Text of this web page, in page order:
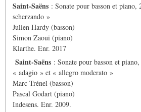
Saint-Saëns : Sonate pour basson et
scherzando »
Julien Hardy (basson)
Simon Zaoui (piano)
Klarthe. Enr. 2017
Saint-Saëns : Sonate pour basson et
« adagio » et « allegro moderato »
Marc Trénel (basson)
Pascal Godart (piano)
Indesens. Enr. 2009.